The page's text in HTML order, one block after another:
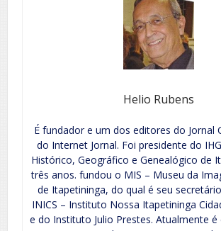
Helio Rubens
É fundador e um dos editores do Jornal
do Internet Jornal. Foi presidente do
Histórico, Geográfico e Genealógico de
três anos. fundou o MIS – Museu da
de Itapetininga, do qual é seu
INICS – Instituto Nossa Itapetininga
e do Instituto Julio Prestes. Atualmente é